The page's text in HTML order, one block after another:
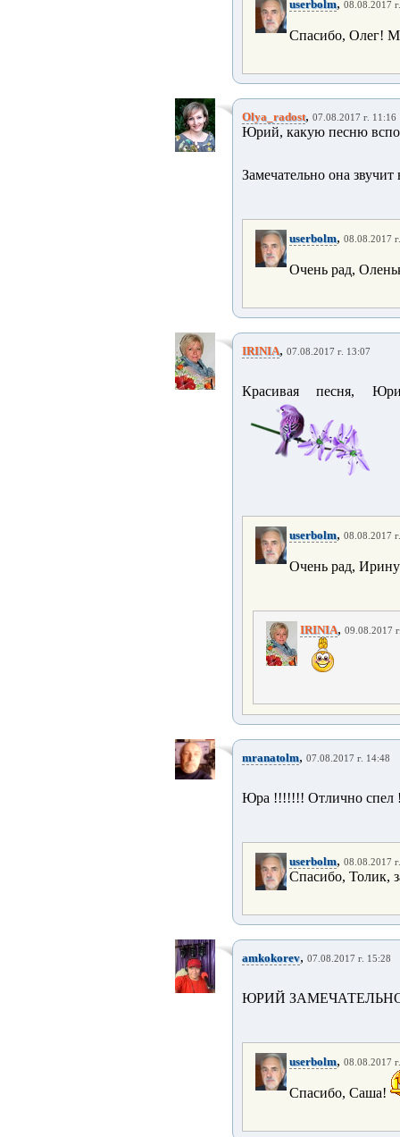
userbolm, 08.08.2017
Спасибо, Олег!
Olya_radost, 07.08.2017 г. 11:16
Юрий, какую песню
Замечательно она
userbolm, 08.08.2017
Очень рад,
IRINIA, 07.08.2017 г. 13:07
Красивая песня,
userbolm, 08.08.2017
Очень рад,
IRINIA, 09.08.2017
mranatolm, 07.08.2017 г. 14:48
Юра !!!!!!! Отлично спел
userbolm, 08.08.2017
Спасибо, Толик,
amkokorev, 07.08.2017 г. 15:28
ЮРИЙ
userbolm, 08.08.2017
Спасибо, Саша!